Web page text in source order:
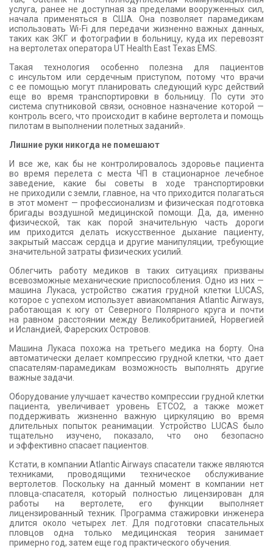
услуга, ранее не доступная за пределами вооруженных сил,
начала применяться в США. Она позволяет парамедикам
использовать Wi-Fi для передачи жизненно важных данных,
таких как ЭКГ и фотографии в больницу, куда их перевозят
на вертолетах оператора UT Health East Texas EMS.
Такая технология особенно полезна для пациентов
с инсультом или сердечным приступом, потому что врачи
с ее помощью могут планировать следующий курс действий
еще во время транспортировки в больницу. По сути это
система спутниковой связи, основное назначение которой —
контроль всего, что происходит в кабине вертолета и помощь
пилотам в выполнении полетных заданий».
Лишние руки никогда не помешают
И все же, как бы не контролировалось здоровье пациента
во время перелета с места ЧП в стационарное лечебное
заведение, какие бы советы в ходе транспортировки
не приходили с земли, главное, на что приходится полагаться
в этот момент — профессионализм и физическая подготовка
бригады воздушной медицинской помощи. Да, да, именно
физической, так как порой значительную часть дороги
им приходится делать искусственное дыхание пациенту,
закрытый массаж сердца и другие манипуляции, требующие
значительной затраты физических усилий.
Облегчить работу медиков в таких ситуациях призваны
всевозможные механические приспособления. Одно из них —
машина Лукаса, устройство сжатия грудной клетки LUCAS,
которое с успехом использует авиакомпания Atlantic Airways,
работающая к югу от Северного Полярного круга и почти
на равном расстоянии между Великобританией, Норвегией
и Исландией, Фарерских Островов.
Машина Лукаса похожа на третьего медика на борту. Она
автоматически делает компрессию грудной клетки, что дает
спасателям-парамедикам возможность выполнять другие
важные задачи.
Оборудование улучшает качество компрессии грудной клетки
пациента, увеличивает уровень ETCO2, а также может
поддерживать жизненно важную циркуляцию во время
длительных попыток реанимации. Устройство LUCAS было
тщательно изучено, показало, что оно безопасно
и эффективно спасает пациентов.
Кстати, в компании Atlantic Airways спасатели также являются
техниками, проводящими техническое обслуживание
вертолетов. Поскольку на данный момент в компании нет
пловца-спасателя, который полностью лицензирован для
работы на вертолете, его функции выполняет
лицензированный техник. Программа стажировки инженера
длится около четырех лет. Для подготовки спасательных
пловцов одна только медицинская теория занимает
примерно год, затем еще год практического обучения.